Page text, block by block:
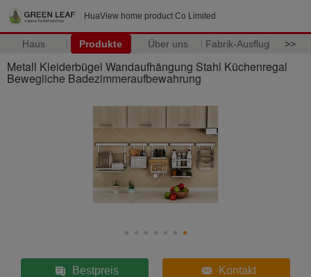
HuaView home product Co Limited
Haus Produkte Über uns Fabrik-Ausflug >>
Metall Kleiderbügel Wandaufhängung Stahl Küchenregal
Bewegliche Badezimmeraufbewahrung
Bestpreis Kontakt